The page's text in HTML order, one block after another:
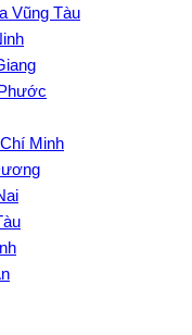
Vũng Tàu
Minh